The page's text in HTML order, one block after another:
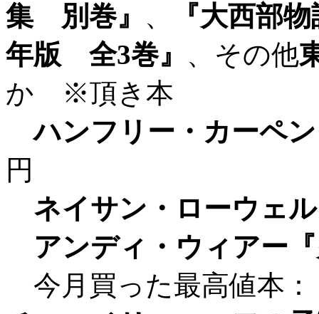
集 別巻』 、
『大西部
年版 全3巻』 、その他
か ※頂き本
ハンフリー・カーペ
円
ネイサン・ローウェ
アンディ・ウィアー
今月買った最高値本：